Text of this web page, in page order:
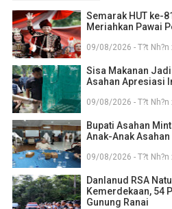
Semarak HUT ke-
Meriahkan Pawai
09/08/2026 - T?t Nh?n
Sisa Makanan Jadi
Asahan Apresiasi
09/08/2026 - T?t Nh?n
Bupati Asahan
Anak-Anak Asahan
09/08/2026 - T?t Nh?n
Danlanud RSA
Kemerdekaan, 54
Gunung Ranai